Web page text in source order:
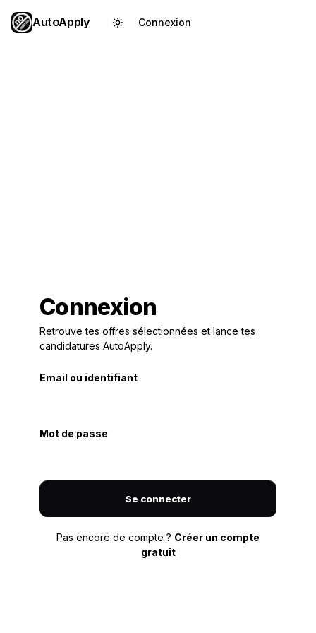
AutoApply Connexion
Connexion
Retrouve tes offres sélectionnées et lance tes
candidatures AutoApply.
Email ou identifiant
Mot de passe
Se connecter
Pas encore de compte ? Créer un compte
gratuit